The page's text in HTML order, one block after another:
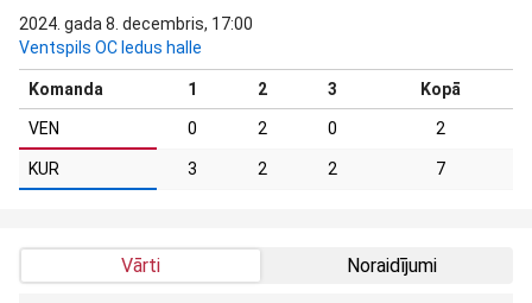
2024. gada 8. decembris, 17:00
Ventspils OC ledus halle
Komanda 1 2 3 Kopā
VEN 0 2 0 2
KUR 3 2 2 7
Vārti Noraidījumi